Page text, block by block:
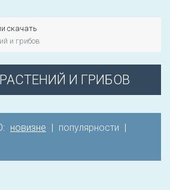
раз?
скачать
и грибов
И ГРИБОВ
новизне | популярности |